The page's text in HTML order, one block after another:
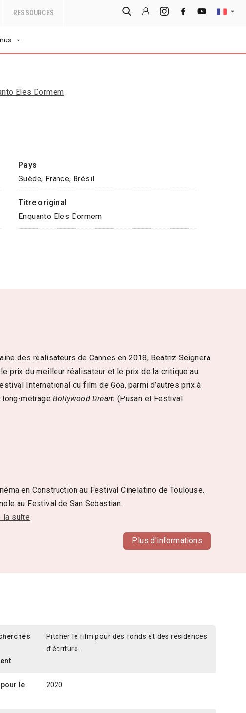
RESSOURCES
Eles Dormem
Pays
Suède, France, Brésil
Titre original
Enquanto Eles Dormem
des réalisateurs de Cannes en 2018, Beatriz Seignera
prix du meilleur réalisateur et le prix de la critique au
International du film de Goa, parmi d’autres prix à
long-métrageBollywood Dream (Pusan et Festival
en Construction au Festival Cinelatino de Toulouse.
au Festival de San Sebastian.
la suite
Plus d'informations
Pitcher le film pour des fonds et des résidences
d’écriture.
pour le
2020